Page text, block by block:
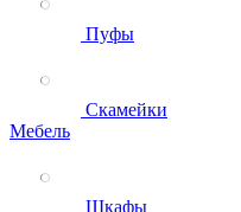
Пуфы
Скамейки
Мебель
Шкафы